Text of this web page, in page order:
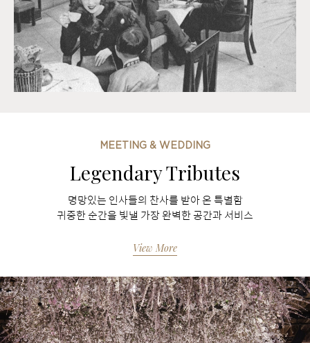
MEETING & WEDDING
Legendary Tributes
명망있는 인사들의 찬사를 받아 온 특별함
귀중한 순간을 빛낼 가장 완벽한 공간과 서비스
View More